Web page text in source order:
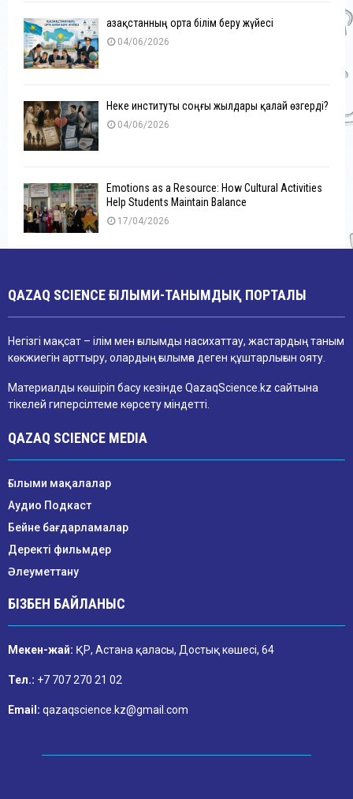
Қазақстанның орта білім беру жүйесі
04/06/2026
Неке институты соңғы жылдары қалай өзгерді?
04/06/2026
Emotions as a Resource: How Cultural Activities
Help Students Maintain Balance
17/04/2026
QAZAQ SCIENCE ҒЫЛЫМИ-ТАНЫМДЫҚ ПОРТАЛЫ
Негізгі мақсат – ілім мен ғылымды насихаттау, жастардың таным
көкжиегін арттыру, олардың ғылымға деген құштарлығын ояту.
Материалды көшіріп басу кезінде QazaqScience.kz сайтына
тікелей гиперсілтеме көрсету міндетті.
QAZAQ SCIENCE MEDIA
Ғылыми мақалалар
Аудио Подкаст
Бейне бағдарламалар
Деректі фильмдер
Әлеуметтану
БІЗБЕН БАЙЛАНЫС
Мекен-жай: ҚР, Астана қаласы, Достық көшесі, 64
Тел.: +7 707 270 21 02
Email: qazaqscience.kz@gmail.com